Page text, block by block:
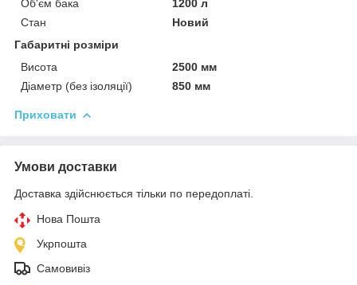
Об'єм бака
1200 л
Стан
Новий
Габаритні розміри
Висота
2500 мм
Діаметр (без ізоляції)
850 мм
Приховати
Умови доставки
Доставка здійснюється тільки по передоплаті.
Нова Пошта
Укрпошта
Самовивіз